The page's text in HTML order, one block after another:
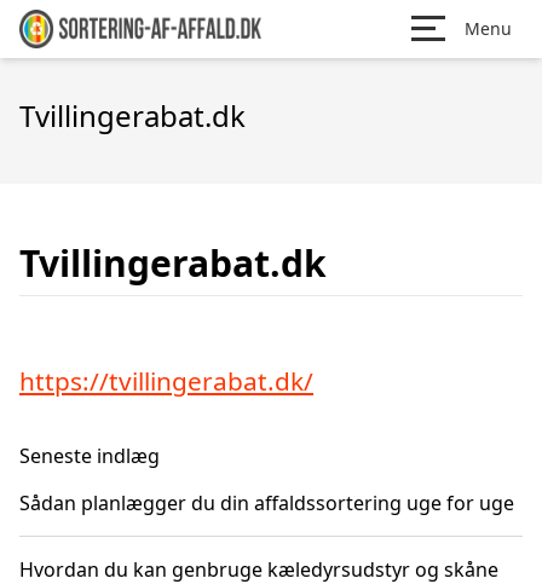
Menu
Tvillingerabat.dk
Tvillingerabat.dk
https://tvillingerabat.dk/
Seneste indlæg
Sådan planlægger du din affaldssortering uge for uge
Hvordan du kan genbruge kæledyrsudstyr og skåne